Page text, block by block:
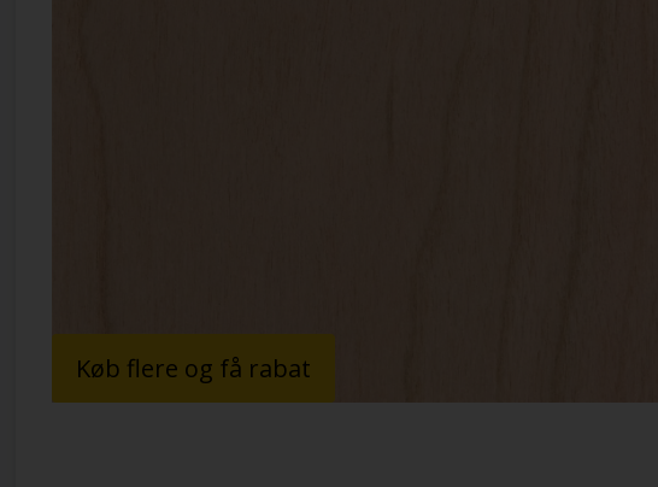
Køb flere og få rabat